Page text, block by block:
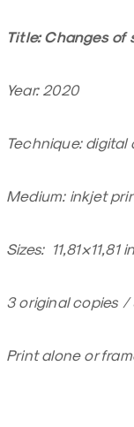
Title: Changes
Year: 2020
Technique: digital
Medium: inkjet
Sizes:
3 original copies /
Print alone or